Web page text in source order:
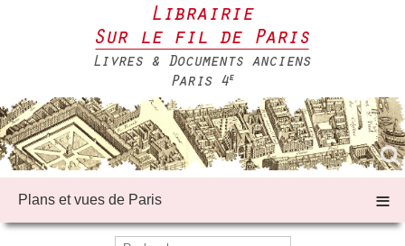
Plans et vues de Paris ≡